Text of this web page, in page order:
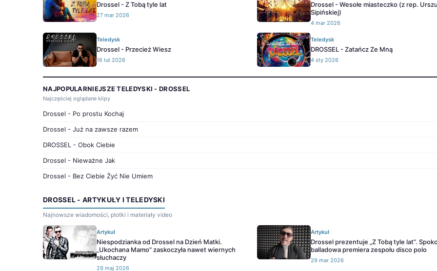
Drossel - Z Tobą tyle lat
27 mar 2026
Drossel - Wesołe miasteczko (z rep.
Sipińskiej)
4 mar 2026
Teledysk
Drossel - Przecież Wiesz
16 lut 2026
Teledysk
DROSSEL - Zatańcz Ze Mną
4 sty 2026
NAJPOPULARNIEJSZE TELEDYSKI - DROSSEL
Najczęściej oglądane klipy
Drossel - Po prostu Kochaj
Drossel - Już na zawsze razem
DROSSEL - Obok Ciebie
Drossel - Nieważne Jak
Drossel - Bez Ciebie Żyć Nie Umiem
DROSSEL - ARTYKUŁY I TELEDYSKI
Najnowsze wiadomości, plotki i materiały video
Artykuł
Niespodzianka od Drossel na Dzień Matki.
„Ukochana Mamo" zaskoczyła nawet wiernych
słuchaczy
29 maj 2026
Artykuł
Drossel prezentuje „Z Tobą tyle lat”.
balladowa premiera zespołu disco polo
29 mar 2026